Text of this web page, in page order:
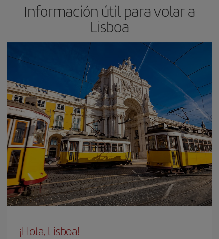
Información útil para volar a
Lisboa
¡Hola, Lisboa!